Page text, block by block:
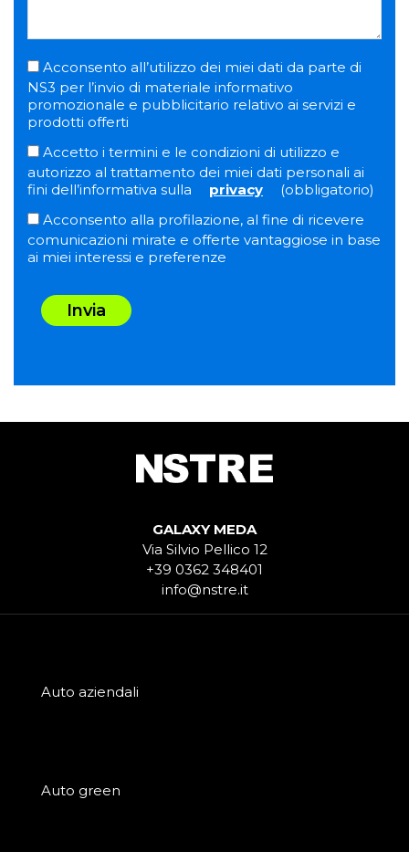
Acconsento all’utilizzo dei miei dati da parte di
NS3 per l’invio di materiale informativo
promozionale e pubblicitario relativo ai servizi e
prodotti offerti
Accetto i termini e le condizioni di utilizzo e
autorizzo al trattamento dei miei dati personali ai
fini dell’informativa sulla
privacy
(obbligatorio)
Acconsento alla profilazione, al fine di ricevere
comunicazioni mirate e offerte vantaggiose in base
ai miei interessi e preferenze
Invia
GALAXY MEDA
Via Silvio Pellico 12
+39 0362 348401
info@nstre.it
Auto aziendali
Auto green